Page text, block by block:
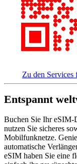
Zu den Services
Entspannt
Buchen Sie Ihr eSIM-
nutzen Sie sicheres
Mobilfunknetze.
automatische
eSIM haben Sie eine